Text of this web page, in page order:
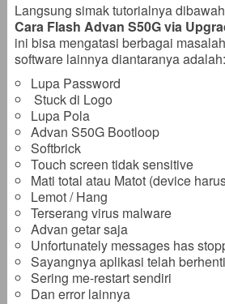
Langsung simak tutorialnya
Cara Flash Advan S50G via
ini bisa mengatasi berbagai
software lainnya diantaranya adalah:
Lupa Password
Stuck di Logo
Lupa Pola
Advan S50G Bootloop
Softbrick
Touch screen tidak sensitive
Mati total atau Matot (device
Lemot / Hang
Terserang virus malware
Advan getar saja
Unfortunately messages has
Sayangnya aplikasi telah berhenti
Sering me-restart sendiri
Dan error lainnya